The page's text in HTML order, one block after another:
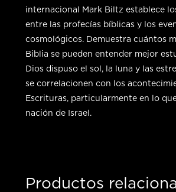
internacional Mark Biltz establece
entre las profecías bíblicas y los
cosmológicos. Demuestra cuántos
Biblia se pueden entender mejor
Dios dispuso el sol, la luna y las
se correlacionen con los
Escrituras, particularmente en lo
nación de Israel.
Productos